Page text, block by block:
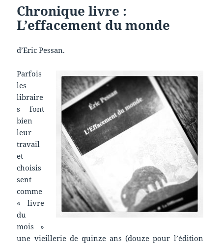
Chronique livre :
L’effacement du monde
d’Eric Pessan.
Parfois
les
libraire
s font
bien
leur
travail
et
choisis
sent
comme
« livre
du
mois »
une vieillerie de quinze ans (douze pour l’édition